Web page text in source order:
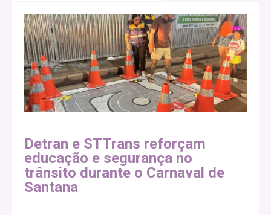
Detran e STTrans reforçam
educação e segurança no
trânsito durante o Carnaval de
Santana